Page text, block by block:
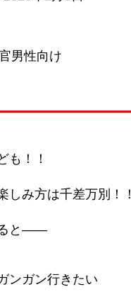
男性向け
も！！
しみ方は千差万別！！
ると――
ンガン行きたい